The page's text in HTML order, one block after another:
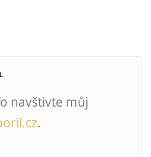
navštivte můj
.